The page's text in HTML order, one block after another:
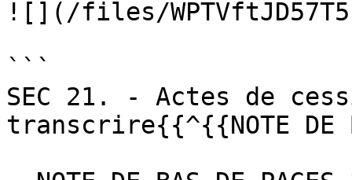
![](/files/
```
SEC 21. - Actes de
transcrire{{^{{NOTE DE